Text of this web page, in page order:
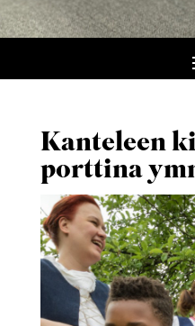
Kanteleen
porttina